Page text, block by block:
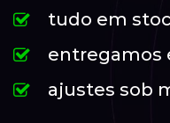
tudo em
entregamos
ajustes sob